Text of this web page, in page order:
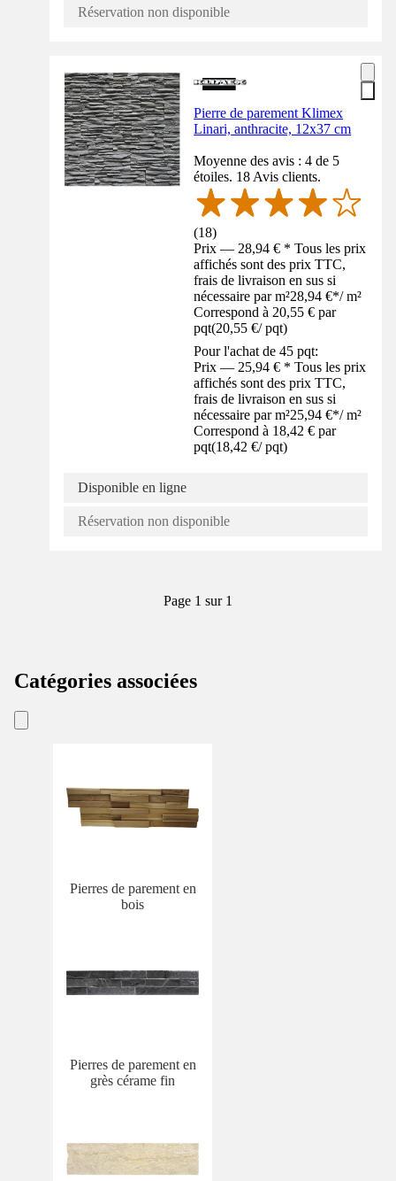
Réservation non disponible
Pierre de parement Klimex
Linari, anthracite, 12x37 cm
Moyenne des avis : 4 de 5
étoiles. 18 Avis clients.
(18)
Prix — 28,94 € * Tous les prix
affichés sont des prix TTC,
frais de livraison en sus si
nécessaire par m²28,94 €*/ m²
Correspond à 20,55 € par
pqt(20,55 €/ pqt)
Pour l'achat de 45 pqt:
Prix — 25,94 € * Tous les prix
affichés sont des prix TTC,
frais de livraison en sus si
nécessaire par m²25,94 €*/ m²
Correspond à 18,42 € par
pqt(18,42 €/ pqt)
Disponible en ligne
Réservation non disponible
Page 1 sur 1
Catégories associées
Pierres de parement en
bois
Pierres de parement en
grès cérame fin